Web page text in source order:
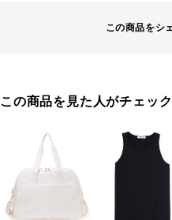
この商品をシ
この商品を見た人がチェッ